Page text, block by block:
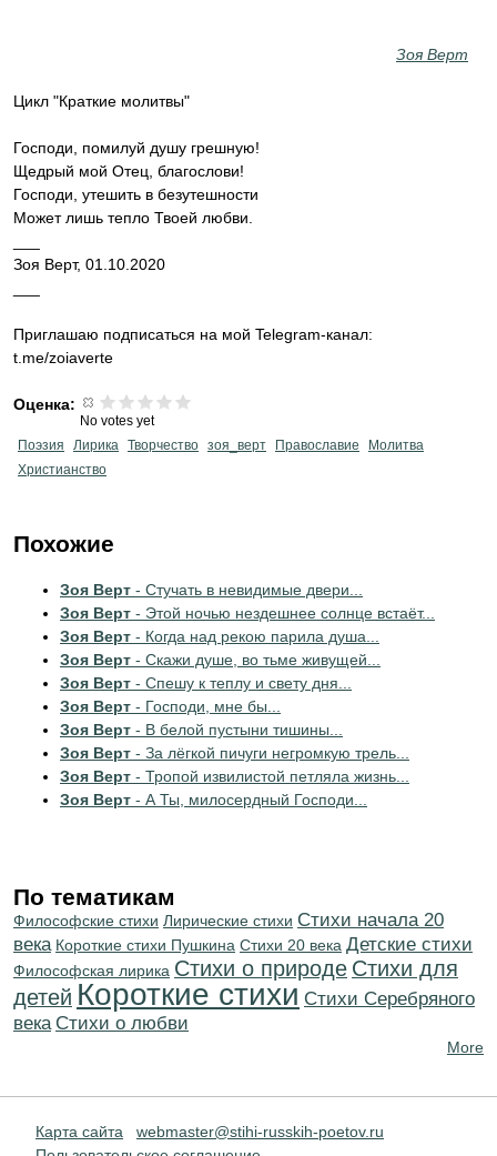
Зоя Верт
Цикл "Краткие молитвы"
Господи, помилуй душу грешную!
Щедрый мой Отец, благослови!
Господи, утешить в безутешности
Может лишь тепло Твоей любви.
Зоя Верт, 01.10.2020
​Приглашаю подписаться на мой Telegram-канал:
t.me/zoiaverte
Оценка:
No votes yet
Поэзия
Лирика Творчество зоя_верт Православие
Молитва
Христианство
Похожие
Зоя Верт - Стучать в невидимые двери...
Зоя Верт - Этой ночью нездешнее солнце встаёт...
Зоя Верт - Когда над рекою парила душа...
Зоя Верт - Скажи душе, во тьме живущей...
Зоя Верт - Спешу к теплу и свету дня...
Зоя Верт - Господи, мне бы...
Зоя Верт - В белой пустыни тишины...
Зоя Верт - За лёгкой пичуги негромкую трель...
Зоя Верт - Тропой извилистой петляла жизнь...
Зоя Верт - А Ты, милосердный Господи...
По тематикам
Философские стихи Лирические стихи Cтихи начала 20
века Короткие стихи Пушкина Стихи 20 века Детские стихи
Философская лирика Стихи о природе Стихи для
детей Короткие стихи Cтихи Серебряного
века Стихи о любви
More
Карта сайта
webmaster@stihi-russkih-poetov.ru